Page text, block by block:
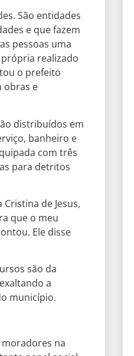
São entidades
e que fazem
pessoas uma
realizado
o prefeito
obras e
distribuídos em
banheiro e
com três
para detritos
de Jesus,
que o meu
Ele disse
são da
a
município.
na